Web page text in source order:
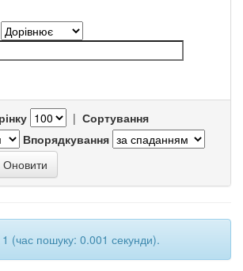
| Сортування
Впорядкування
1 (час пошуку: 0.001 секунди).